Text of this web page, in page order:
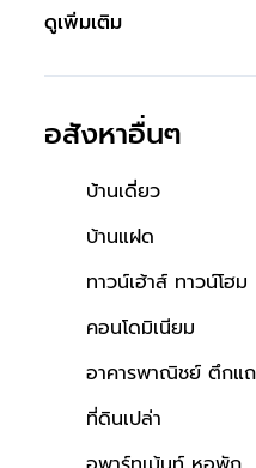
ดูเพิ่มเติม
อสังหาอื่นๆ
บ้านเดี่ยว
บ้านแฝด
ทาวน์เฮ้าส์ ทาวน์โฮม
คอนโดมิเนียม
อาคารพาณิชย์ ตึกแ
ที่ดินเปล่า